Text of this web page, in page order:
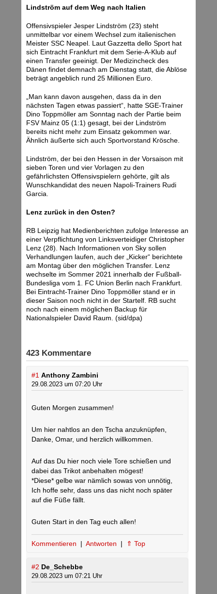
Lindström auf dem Weg nach Italien
Offensivspieler Jesper Lindström (23) steht
unmittelbar vor einem Wechsel zum italienischen
Meister SSC Neapel. Laut Gazzetta dello Sport hat
sich Eintracht Frankfurt mit dem Serie-A-Klub auf
einen Transfer geeinigt. Der Medizincheck des
Dänen findet demnach am Dienstag statt, die Ablöse
beträgt angeblich rund 25 Millionen Euro.
„Man kann davon ausgehen, dass da in den
nächsten Tagen etwas passiert“, hatte SGE-Trainer
Dino Toppmöller am Sonntag nach der Partie beim
FSV Mainz 05 (1:1) gesagt, bei der Lindström
bereits nicht mehr zum Einsatz gekommen war.
Ähnlich äußerte sich auch Sportvorstand Krösche.
Lindström, der bei den Hessen in der Vorsaison mit
sieben Toren und vier Vorlagen zu den
gefährlichsten Offensivspielern gehörte, gilt als
Wunschkandidat des neuen Napoli-Trainers Rudi
Garcia.
Lenz zurück in den Osten?
RB Leipzig hat Medienberichten zufolge Interesse an
einer Verpflichtung von Linksverteidiger Christopher
Lenz (28). Nach Informationen von Sky sollen
Verhandlungen laufen, auch der „Kicker“ berichtete
am Montag über den möglichen Transfer. Lenz
wechselte im Sommer 2021 innerhalb der Fußball-
Bundesliga vom 1. FC Union Berlin nach Frankfurt.
Bei Eintracht-Trainer Dino Toppmöller stand er in
dieser Saison noch nicht in der Startelf. RB sucht
noch nach einem möglichen Backup für
Nationalspieler David Raum. (sid/dpa)
423 Kommentare
#1 Anthony Zambini
29.08.2023 um 07:20 Uhr
Guten Morgen zusammen!
Um hier nahtlos an den Tscha anzuknüpfen,
Danke, Omar, und herzlich willkommen.
Auf das Du hier noch viele Tore schießen und
dabei das Trikot anbehalten mögest!
*Diese* gelbe war nämlich sowas von unnötig,
Ich hoffe sehr, dass uns das nicht noch später
auf die Füße fällt.
Guten Start in den Tag euch allen!
Kommentieren | Antworten | ⇑ Top
#2 De_Schebbe
29.08.2023 um 07:21 Uhr